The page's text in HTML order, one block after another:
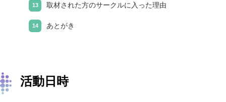
取材された方のサークルに入った理由
あとがき
活動日時